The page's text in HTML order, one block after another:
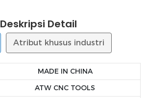
Deskripsi Detail
Atribut khusus industri
MADE IN CHINA
ATW CNC TOOLS